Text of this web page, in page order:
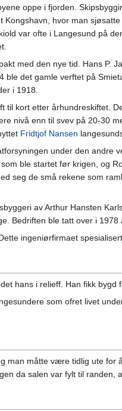
oppe i fjorden.
hvor man
var ofte i Langesund på
med den nye tid. Hans P.
det gamle verftet på
i 1918.
kort etter århundreskiftet.
nivå enn til svev på 20-30
Fridtjof Nansen
under den andre
ble startet før krigen, og
seg de små rekene som
av Arthur Hansten
Bedriften ble tatt over i
ingeniørfirmaet
hans i relieff. Han fikk
som ofret livet
man måtte være tidlig ute
da salen var fylt til randen,